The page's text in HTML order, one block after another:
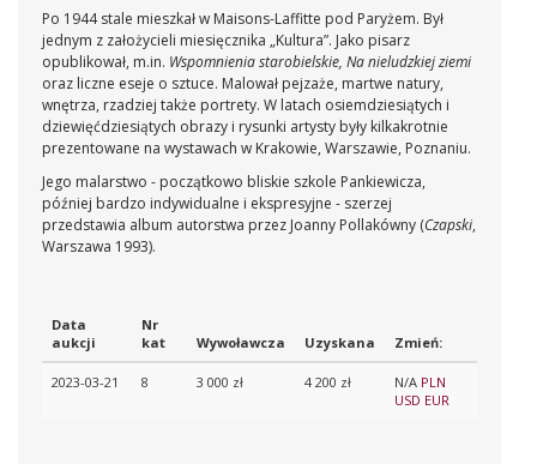
Po 1944 stale mieszkał w Maisons-Laffitte pod Paryżem. Był
jednym z założycieli miesięcznika „Kultura”. Jako pisarz
opublikował, m.in. Wspomnienia starobielskie, Na nieludzkiej ziemi
oraz liczne eseje o sztuce. Malował pejzaże, martwe natury,
wnętrza, rzadziej także portrety. W latach osiemdziesiątych i
dziewięćdziesiątych obrazy i rysunki artysty były kilkakrotnie
prezentowane na wystawach w Krakowie, Warszawie, Poznaniu.
Jego malarstwo - początkowo bliskie szkole Pankiewicza,
później bardzo indywidualne i ekspresyjne - szerzej
przedstawia album autorstwa przez Joanny Pollakówny (Czapski,
Warszawa 1993).
Data
aukcji
Nr
kat
Wywoławcza Uzyskana Zmień:
2023-03-21 8 3 000 zł 4 200 zł N/A PLN
USD EUR